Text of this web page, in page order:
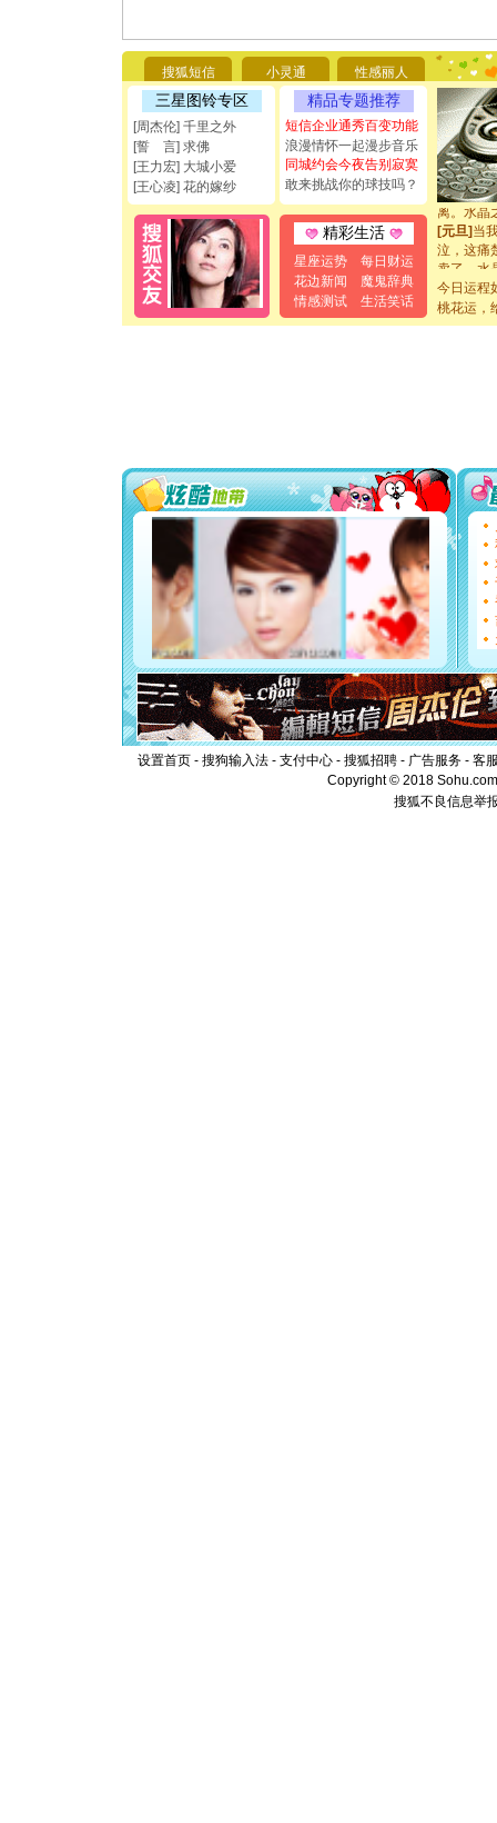
搜狐短信 小灵通 性感丽人
三星图铃专区
[周杰伦] 千里之外
[誓 言] 求佛
[王力宏] 大城小爱
[王心凌] 花的嫁纱
精品专题推荐
短信企业通秀百变功能
浪漫情怀一起漫步音乐
同城约会今夜告别寂寞
敢来挑战你的球技吗？
精彩生活
星座运势
每日财运
花边新闻
魔鬼辞典
情感测试
生活笑话
[圣诞节]
如意,快
[元旦]看
断电。爱
你是我专
[元旦]如
起；二是
离。水晶
[元旦]当
泣，这痛
卖了。水
[春节]
风
颜！冬去
道一声平
[春节]传
都要快乐
[圣诞节]
如意,快
[元旦]
看
断电。
你是我
[元旦]
如
起；二
离。水
[元旦] 当
泣，这痛
卖了。水
[春节]风
颜！冬去
道一声平
[春节] 传
片叶子是
送你一棵
今日运程
桃花运，
设置首页 - 搜狗输入法 - 支付中心 - 搜狐招聘 - 广告服务 - 客
Copyright © 2018
搜狐不良信息举